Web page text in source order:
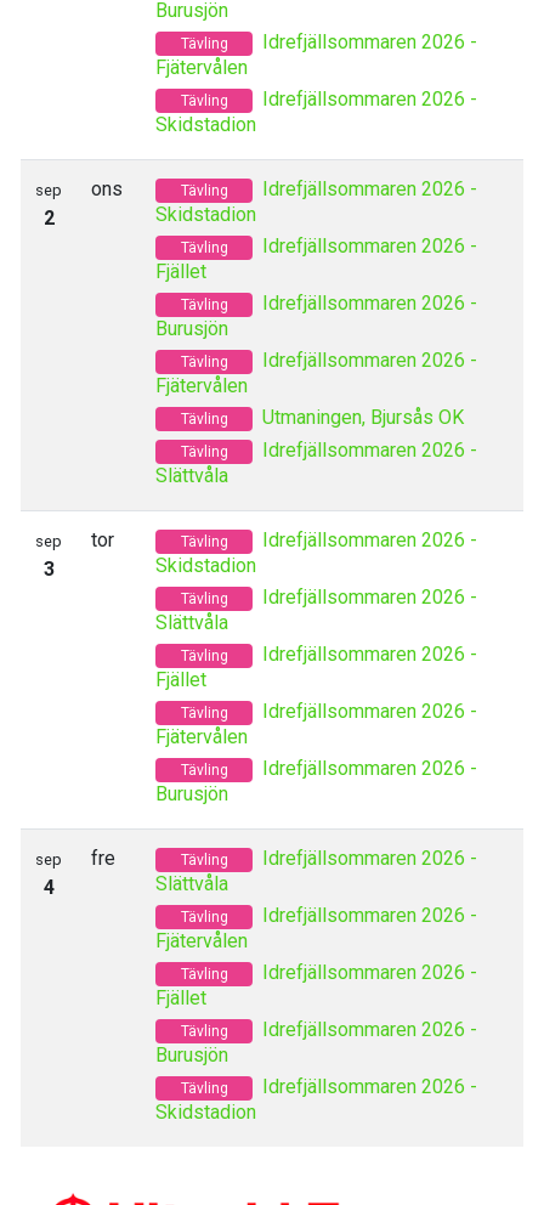
Burusjön
Tävling
Idrefjällsommaren 2026 -
Fjätervålen
Tävling
Idrefjällsommaren 2026 -
Skidstadion
sep
2
ons Tävling
Idrefjällsommaren 2026 -
Skidstadion
Tävling
Idrefjällsommaren 2026 -
Fjället
Tävling
Idrefjällsommaren 2026 -
Burusjön
Tävling
Idrefjällsommaren 2026 -
Fjätervålen
Tävling Utmaningen, Bjursås OK
Tävling
Idrefjällsommaren 2026 -
Slättvåla
sep
3
tor Tävling
Idrefjällsommaren 2026 -
Skidstadion
Tävling
Idrefjällsommaren 2026 -
Slättvåla
Tävling
Idrefjällsommaren 2026 -
Fjället
Tävling
Idrefjällsommaren 2026 -
Fjätervålen
Tävling
Idrefjällsommaren 2026 -
Burusjön
sep
4
fre Tävling
Idrefjällsommaren 2026 -
Slättvåla
Tävling
Idrefjällsommaren 2026 -
Fjätervålen
Tävling
Idrefjällsommaren 2026 -
Fjället
Tävling
Idrefjällsommaren 2026 -
Burusjön
Tävling
Idrefjällsommaren 2026 -
Skidstadion